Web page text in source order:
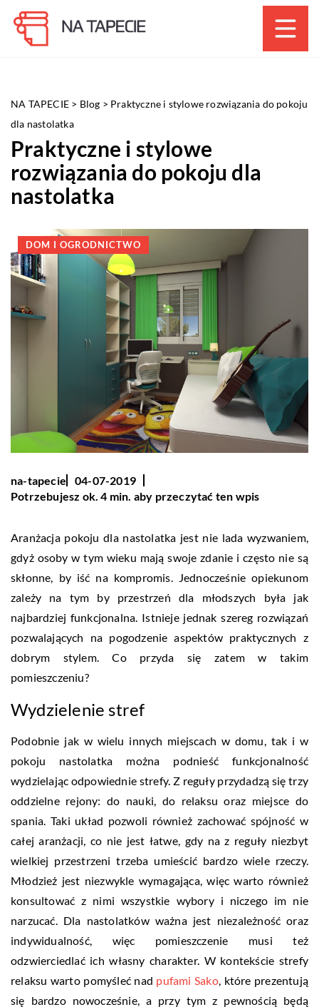
NA TAPECIE > Blog > Praktyczne i stylowe rozwiązania do pokoju
dla nastolatka
Praktyczne i stylowe
rozwiązania do pokoju dla
nastolatka
DOM I OGRODNICTWO
na-tapecie
04-07-2019
Potrzebujesz ok. 4 min. aby przeczytać ten wpis
Aranżacja pokoju dla nastolatka jest nie lada wyzwaniem,
gdyż osoby w tym wieku mają swoje zdanie i często nie są
skłonne, by iść na kompromis. Jednocześnie opiekunom
zależy na tym by przestrzeń dla młodszych była jak
najbardziej funkcjonalna. Istnieje jednak szereg rozwiązań
pozwalających na pogodzenie aspektów praktycznych z
dobrym stylem. Co przyda się zatem w takim
pomieszczeniu?
Wydzielenie stref
Podobnie jak w wielu innych miejscach w domu, tak i w
pokoju nastolatka można podnieść funkcjonalność
wydzielając odpowiednie strefy. Z reguły przydadzą się trzy
oddzielne rejony: do nauki, do relaksu oraz miejsce do
spania. Taki układ pozwoli również zachować spójność w
całej aranżacji, co nie jest łatwe, gdy na z reguły niezbyt
wielkiej przestrzeni trzeba umieścić bardzo wiele rzeczy.
Młodzież jest niezwykle wymagająca, więc warto również
konsultować z nimi wszystkie wybory i niczego im nie
narzucać. Dla nastolatków ważna jest niezależność oraz
indywidualność, więc pomieszczenie musi też
odzwierciedlać ich własny charakter. W kontekście strefy
relaksu warto pomyśleć nad pufami Sako, które prezentują
się bardzo nowocześnie, a przy tym z pewnością będą